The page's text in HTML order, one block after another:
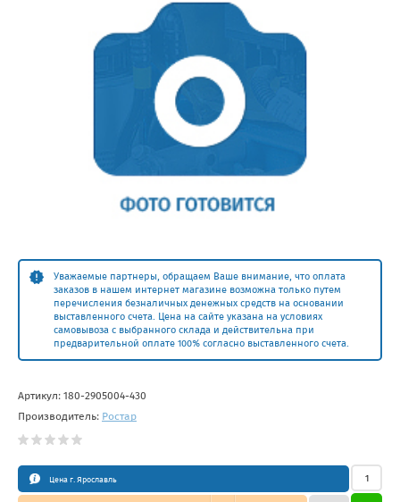
Уважаемые партнеры, обращаем Ваше внимание, что оплата
заказов в нашем интернет магазине возможна только путем
перечисления безналичных денежных средств на основании
выставленного счета. Цена на сайте указана на условиях
самовывоза с выбранного склада и действительна при
предварительной оплате 100% согласно выставленного счета.
Артикул: 180-2905004-430
Производитель: Ростар
Цена г. Ярославль